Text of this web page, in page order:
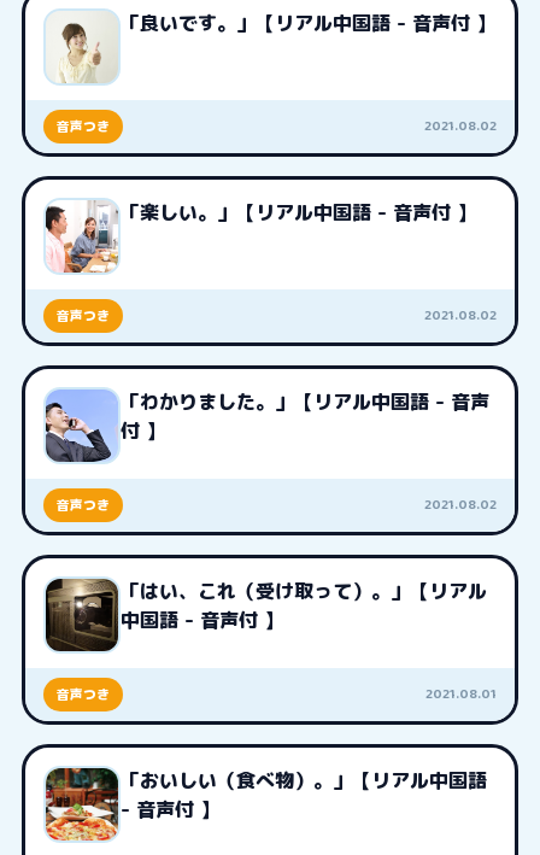
「良いです。」【リアル中国語 - 音声付 】
音声つき 2021.08.02
「楽しい。」【リアル中国語 - 音声付 】
音声つき 2021.08.02
「わかりました。」【リアル中国語 - 音声
付 】
音声つき 2021.08.02
「はい、これ（受け取って）。」【リアル
中国語 - 音声付 】
音声つき 2021.08.01
「おいしい（食べ物）。」【リアル中国語
- 音声付 】